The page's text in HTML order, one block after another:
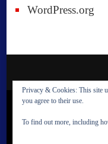
WordPress.org
Privacy & Cookies: This site
you agree to their use.
To find out more, including